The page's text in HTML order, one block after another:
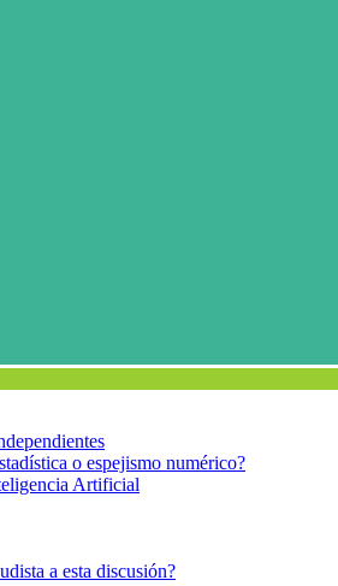
o espejismo numérico?
Artificial
a esta discusión?